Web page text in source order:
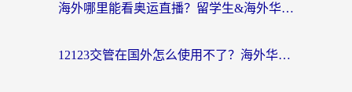
海外哪里能看奥运直播？留学生&海外华人必看的体育赛事观赛终极指南
12123交管在国外怎么使用不了？海外华人必看的无缝访问国内资源指南